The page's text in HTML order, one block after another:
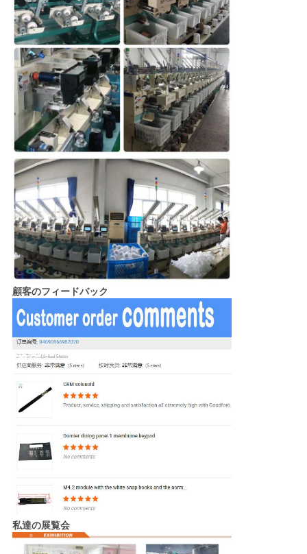
顧客のフィードバック
私達の展覧会